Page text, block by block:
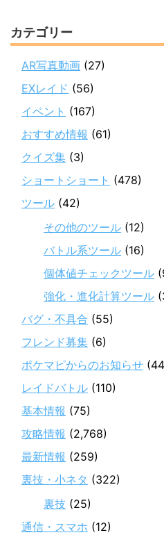
カテゴリー
AR写真動画 (27)
EXレイド (56)
イベント (167)
おすすめ情報 (61)
クイズ集 (3)
ショートショート (478)
ツール (42)
その他のツール (12)
バトル系ツール (16)
個体値チェックツール
強化・進化計算ツール
バグ・不具合 (55)
フレンド募集 (6)
ポケマピからのお知らせ
レイドバトル (110)
基本情報 (75)
攻略情報 (2,768)
最新情報 (259)
裏技・小ネタ (322)
裏技 (25)
通信・スマホ (12)